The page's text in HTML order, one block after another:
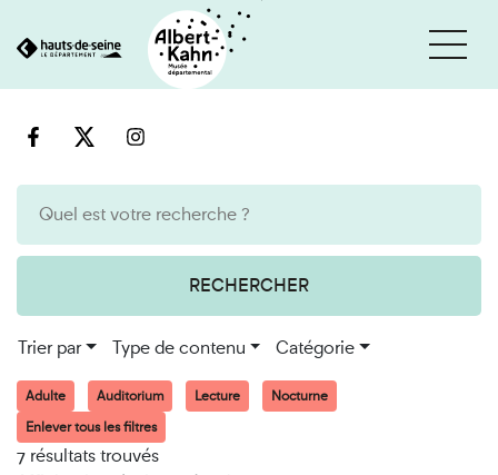
au
RECHERCHER
Trier par Type de contenu Catégorie
Adulte Auditorium Lecture
Nocturne
Enlever tous les filtres
7 résultats trouvés
Cookies et traceurs utilisés sur ce site